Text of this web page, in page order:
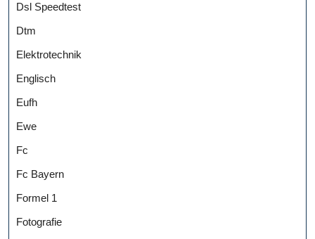
Dsl Speedtest
Dtm
Elektrotechnik
Englisch
Eufh
Ewe
Fc
Fc Bayern
Formel 1
Fotografie